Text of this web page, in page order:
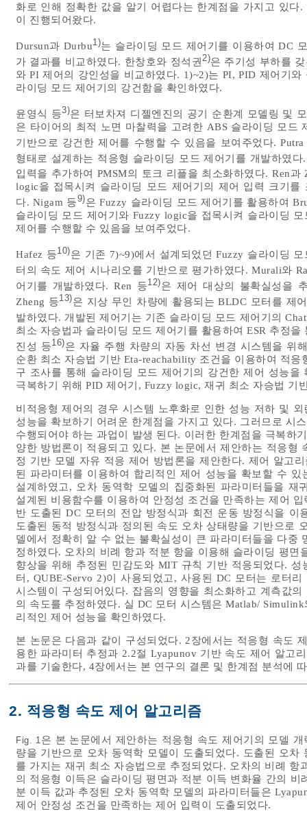
화로 인해 정확한 값을 알기 어렵다는 한계점을 가지고 있
이 진행되어왔다.
Dursun과 Durbu1)는 슬라이딩 모드 제어기를 이용하여 DC
가 결과를 비교하였다. 한창호와 정석권2)은 주기성 부하를
와 PI 제어의 강인성을 비교하였다. 1)~2)는 PI, PID 제어기
라이딩 모드 제어기의 강건함을 확인하였다.
윤영식 등3)은 터보차져 디젤엔진의 공기 순환계 모델링 및
은 타이어의 최적 노면 마찰력을 고려한 ABS 슬라이딩 모드
기반으로 강건한 제어를 수행할 수 있음을 보여주었다. Putra
형태로 설계하는 적응형 슬라이딩 모드 제어기를 개발하였
입력을 추가하여 PMSM의 토크 리플을 최소화하였다. Ren과
logic을 접목시켜 슬라이딩 모드 제어기의 제어 입력 크기
다. Nigam 등9)은 Fuzzy 슬라이딩 모드 제어기를 활용하여
슬라이딩 모드 제어기와 Fuzzy logic을 접목시켜 슬라이딩
제어를 수행할 수 있음을 보여주었다.
Hafez 등10)은 기존 7)~9)에서 설계되었던 Fuzzy 슬라이딩
터의 속도 제어 시나리오를 기반으로 평가하였다. Murali와
어기를 개발하였다. Ren 등12)은 제어 대상의 불확실성을
Zheng 등13)은 지상 무인 차량에 활용되는 BLDC 모터를 제
발하였다. 개발된 제어기는 기존 슬라이딩 모드 제어기의
최소 자승법과 슬라이딩 모드 제어기를 활용하여 ESR 추정
진성 등16)은 자율 주행 차량의 자동 차선 변경 시스템을 위
순환 최소 자승법 기반 Eta-reachability 조건을 이용하여 적
구 조사를 통해 슬라이딩 모드 제어기의 강건한 제어 성능
극복하기 위해 PID 제어기, Fuzzy logic, 재귀 최소 자승법 기
비적응형 제어의 경우 시스템 노후화로 인한 성능 저하 및
성능을 확보하기 어려운 한계점을 가지고 있다. 그러므로 시
수행되어야 하는 과업이 발생 된다. 이러한 한계점을 극복하
양한 방법론이 적용되고 있다. 본 논문에서 제안하는 적응형
정 기반 모델 자유 적응 제어 방법론을 제안한다. 제어 알고
된 파라미터를 이용하여 합리적인 제어 성능을 확보할 수
설계하였고, 오차 동역학 모델의 집중화된 파라미터들을
설계된 비용함수를 이용하여 안정성 조건을 만족하는 제어
반 도출된 DC 모터의 전압 방정식과 회전 운동 방정식을 이
도출된 동적 방정식과 정의된 속도 오차 상태량을 기반으로
델에서 정확히 알 수 없는 불확실성이 큰 파라미터들을 다중
정하였다. 오차의 비례 항과 적분 항을 이용해 슬라이딩 평
향상을 위해 추정된 민감도와 MIT 규칙 기반 적응되었다.
터, QUBE-Servo 2)이 사용되었고, 사용된 DC 모터는 로터
시스템이 구성되어있다. 잡음의 영향을 최소화하고 계측값
의 속도를 추정하였다. 실 DC 모터 시스템은 Matlab/
리적인 제어 성능을 확인하였다.
본 논문은 다음과 같이 구성되었다. 2장에서는 적응형 속도
용한 파라미터 추정과 2.2절 Lyapunov 기반 속도 제어 알고
과를 기술한다, 4장에서는 본 연구의 결론 및 한계점 분석에
2. 적응형 속도 제어 알고리즘
Fig. 1 은 본 논문에서 제안하는 적응형 속도 제어기의 모델
량을 기반으로 오차 동역학 모델이 도출되었다. 도출된 오
를 가지는 재귀 최소 자승법으로 추정되었다. 오차의 비례
의 적응형 이득은 슬라이딩 평면과 적분 이득 변화율 간의
분 이득 값과 추정된 오차 동역학 모델의 파라미터들은
제어 안정성 조건을 만족하는 제어 입력이 도출되었다.